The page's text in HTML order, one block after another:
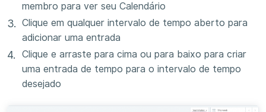
membro para ver seu Calendário
Clique em qualquer intervalo de tempo aberto para
adicionar uma entrada
Clique e arraste para cima ou para baixo para criar
uma entrada de tempo para o intervalo de tempo
desejado